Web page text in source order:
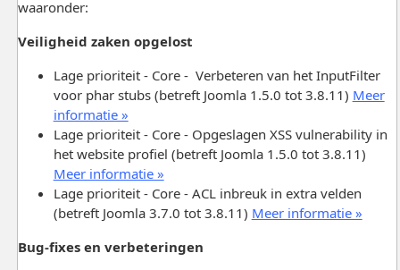
waaronder:
Veiligheid zaken opgelost
Lage prioriteit - Core - Verbeteren van het InputFilter
voor phar stubs (betreft Joomla 1.5.0 tot 3.8.11) Meer
informatie »
Lage prioriteit - Core - Opgeslagen XSS vulnerability in
het website profiel (betreft Joomla 1.5.0 tot 3.8.11)
Meer informatie »
Lage prioriteit - Core - ACL inbreuk in extra velden
(betreft Joomla 3.7.0 tot 3.8.11) Meer informatie »
Bug-fixes en verbeteringen